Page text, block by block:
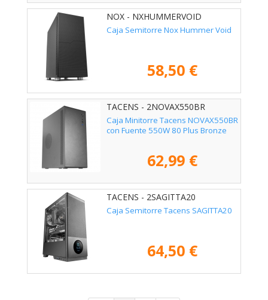
NOX - NXHUMMERVOID
Caja Semitorre Nox Hummer Void
58,50 €
TACENS - 2NOVAX550BR
Caja Minitorre Tacens NOVAX550BR
con Fuente 550W 80 Plus Bronze
62,99 €
TACENS - 2SAGITTA20
Caja Semitorre Tacens SAGITTA20
64,50 €